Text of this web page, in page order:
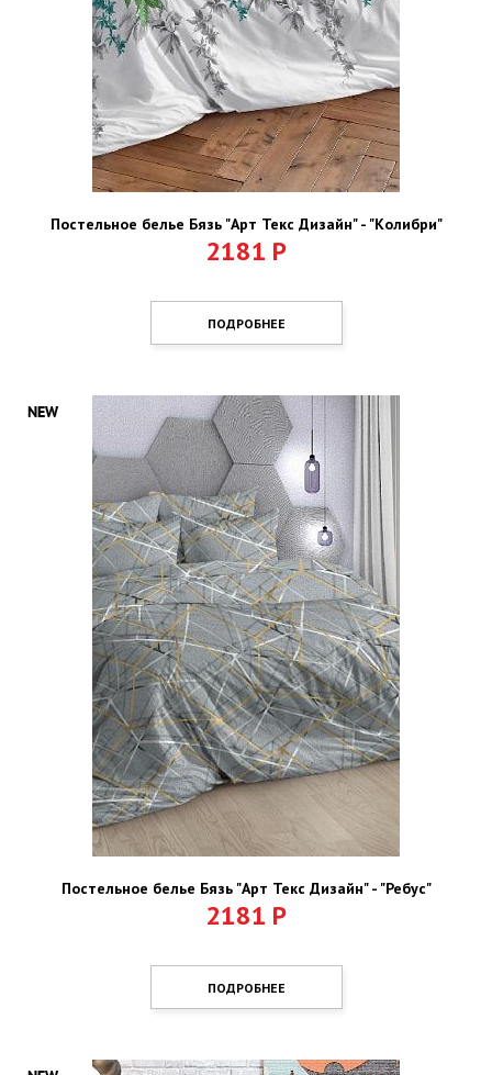
Постельное белье Бязь "Арт Текс Дизайн" - "Колибри"
2181 Р
ПОДРОБНЕЕ
Постельное белье Бязь "Арт Текс Дизайн" - "Ребус"
2181 Р
ПОДРОБНЕЕ